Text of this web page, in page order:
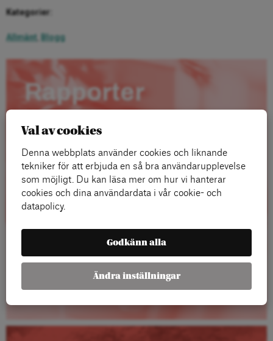
Kategorier:
Allmänt Blogg
Rapporter
Läs mer
Val av cookies
Denna webbplats använder cookies och liknande
tekniker för att erbjuda en så bra användarupplevelse
som möjligt. Du kan läsa mer om hur vi hanterar
cookies och dina användardata i vår cookie- och
datapolicy.
Godkänn alla
Ändra inställningar